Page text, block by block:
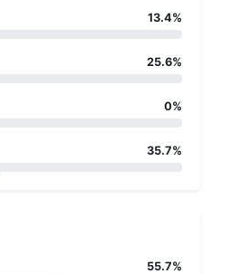
13.4%
25.6%
0%
35.7%
55.7%